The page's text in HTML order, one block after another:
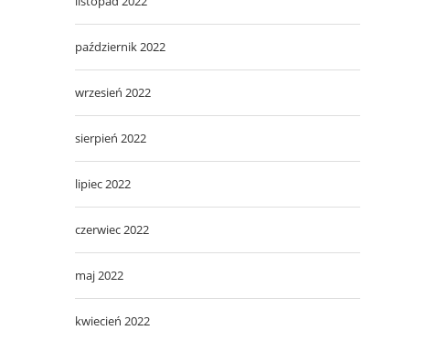
październik 2022
wrzesień 2022
sierpień 2022
lipiec 2022
czerwiec 2022
maj 2022
kwiecień 2022